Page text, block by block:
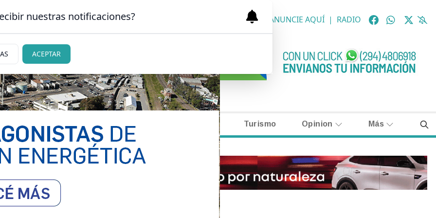
DE BARILOCHE CLASIFICADOS NECROLÓGICAS ANUNCIE AQUÍ | RADIO
Judiciales Turismo Opinion Más
nuestras notificaciones?
ACEPTAR